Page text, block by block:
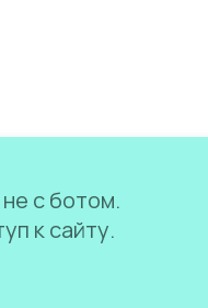
с ботом.
к сайту.